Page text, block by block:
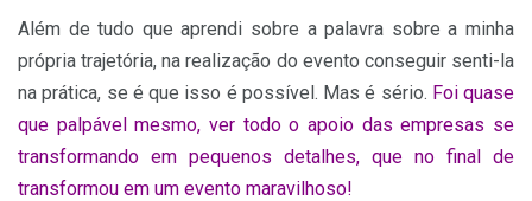
Além de tudo que aprendi sobre a palavra sobre a minha
própria trajetória, na realização do evento conseguir senti-la
na prática, se é que isso é possível. Mas é sério. Foi quase
que palpável mesmo, ver todo o apoio das empresas se
transformando em pequenos detalhes, que no final de
transformou em um evento maravilhoso!